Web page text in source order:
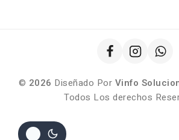
© 2026 Diseñado Por Vinfo
Todos Los derechos